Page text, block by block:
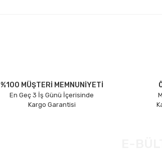
%100 MÜŞTERİ MEMNUNİYETİ
En Geç 3 İş Günü İçerisinde
Kargo Garantisi